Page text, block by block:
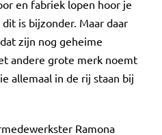
en fabriek lopen hoor je
dit is bijzonder. Maar daar
zijn nog geheime
andere grote merk noemt
allemaal in de rij staan bij
Ramona